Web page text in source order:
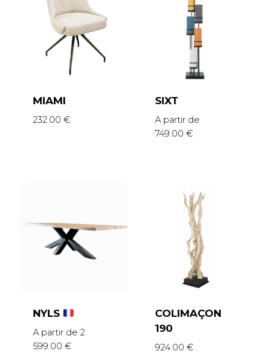
MIAMI
232.00 €
SIXT
A partir de
749.00 €
NYLS
A partir de 2
599.00 €
COLIMAÇON
190
924.00 €